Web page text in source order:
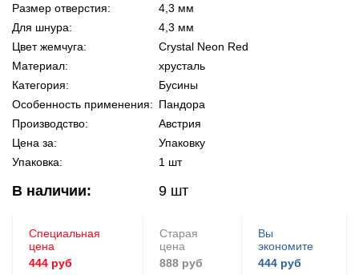
Размер отверстия:
4,3 мм
Для шнура:
4,3 мм
Цвет жемчуга:
Crystal Neon Red
Материал:
хрусталь
Категория:
Бусины
Особенность применения: Пандора
Производство:
Австрия
Цена за:
Упаковку
Упаковка:
1 шт
В наличии: 9 шт
Специальная
цена
444 руб
Старая
цена
888 руб
Вы
экономите
444 руб